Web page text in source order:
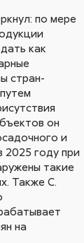
по мере
как
стран-
он
и
2025 году при
такие
Также С.
на